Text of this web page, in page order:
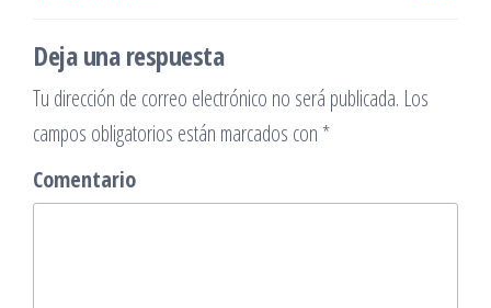
Deja una respuesta
Tu dirección de correo electrónico no será publicada. Los
campos obligatorios están marcados con *
Comentario